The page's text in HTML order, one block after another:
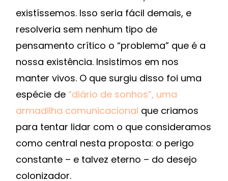
existíssemos. Isso seria fácil demais, e
resolveria sem nenhum tipo de
pensamento crítico o “problema” que é a
nossa existência. Insistimos em nos
manter vivos. O que surgiu disso foi uma
espécie de “diário de sonhos”, uma
armadilha comunicacional que criamos
para tentar lidar com o que consideramos
como central nesta proposta: o perigo
constante – e talvez eterno – do desejo
colonizador.